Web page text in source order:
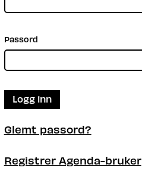
Passord
Logg inn
Glemt passord?
Registrer Agenda-bruker